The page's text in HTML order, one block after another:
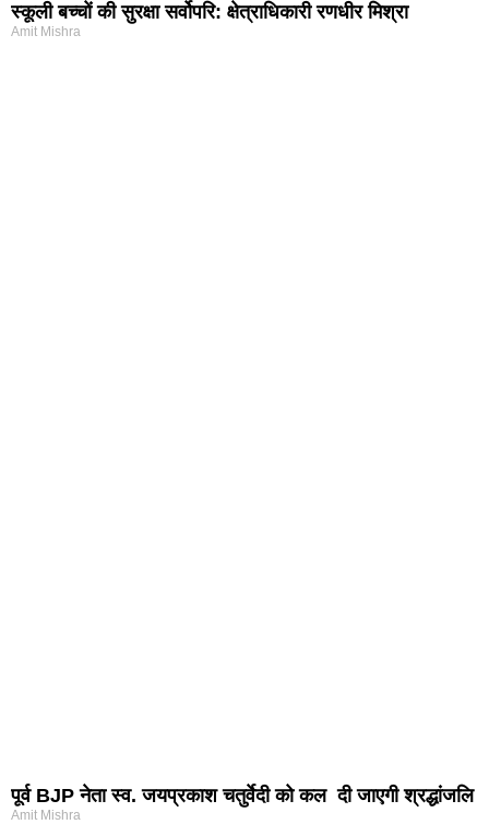
स्कूली बच्चों की सुरक्षा सर्वोपरि: क्षेत्राधिकारी रणधीर मिश्रा
Amit Mishra
पूर्व BJP नेता स्व. जयप्रकाश चतुर्वेदी को कल दी जाएगी श्रद्धांजलि
Amit Mishra